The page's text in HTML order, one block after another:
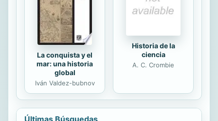
La conquista y el
mar: una historia
global
Iván Valdez-bubnov
Historia de la
ciencia
A. C. Crombie